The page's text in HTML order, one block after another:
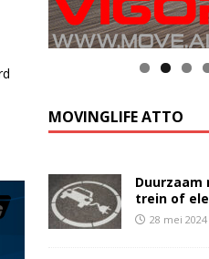
Klik op de foto voor
MOVINGLIFE ATTO
Duurzaam
trein of
28 mei 2024